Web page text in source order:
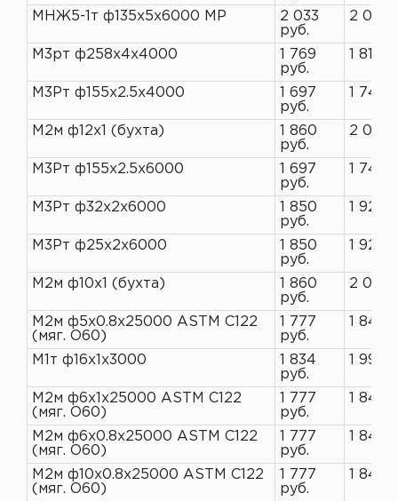
МНЖ5-1т ф135х5х6000 МР
2 033
руб.
2 090
М3рт ф258х4х4000
1 769
руб.
1 819
М3Рт ф155х2.5х4000
1 697
руб.
1 745
М2м ф12х1 (бухта)
1 860
руб.
2 021
М3Рт ф155х2.5х6000
1 697
руб.
1 745
М3Рт ф32х2х6000
1 850
руб.
1 927
М3Рт ф25х2х6000
1 850
руб.
1 927
М2м ф10х1 (бухта)
1 860
руб.
2 021
М2м ф5х0.8х25000 ASTM C122
(мяг. O60)
1 777
руб.
1 845
М1т ф16х1х3000
1 834
руб.
1 993
М2м ф6х1х25000 ASTM C122
(мяг. O60)
1 777
руб.
1 845
М2м ф6х0.8х25000 ASTM C122
(мяг. O60)
1 777
руб.
1 845
М2м ф10х0.8х25000 ASTM C122
(мяг. O60)
1 777
руб.
1 845